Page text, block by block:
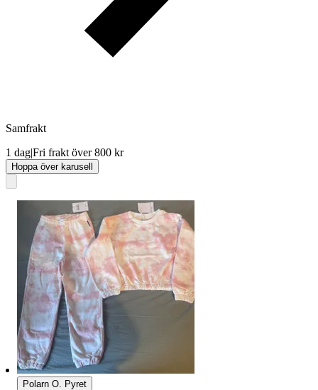
Samfrakt
1 dag|Fri frakt över 800 kr
Hoppa över karusell
Polarn O. Pyret